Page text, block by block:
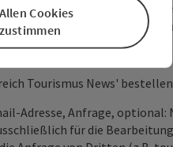
die IP-Adresse) an Google
die dafür erforderlichen
per E-Mail möglich – ganz
Tourismus News' bestellen
Adresse, Anfrage, optional:
für die
Allen Cookies
zustimmen